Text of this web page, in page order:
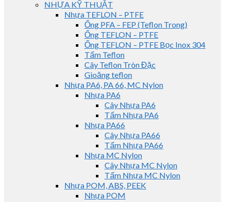
NHỰA KỸ THUẬT
Nhựa TEFLON – PTFE
Ống PFA – FEP (Teflon Trong)
Ống TEFLON – PTFE
Ống TEFLON – PTFE Bọc Inox 304
Tấm Teflon
Cây Teflon Tròn Đặc
Gioăng teflon
Nhựa PA6, PA 66, MC Nylon
Nhựa PA6
Cây Nhựa PA6
Tấm Nhựa PA6
Nhựa PA66
Cây Nhựa PA66
Tấm Nhựa PA66
Nhựa MC Nylon
Cây Nhựa MC Nylon
Tấm Nhựa MC Nylon
Nhựa POM, ABS, PEEK
Nhựa POM